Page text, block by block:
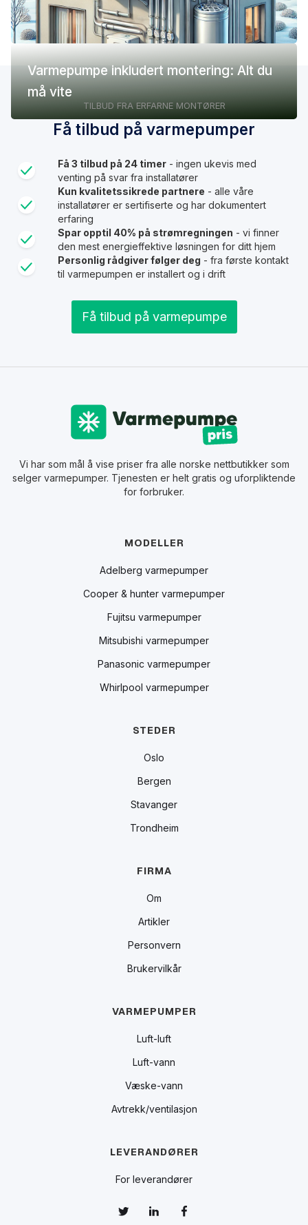
Varmepumpe inkludert montering: Alt du
må vite
TILBUD FRA ERFARNE MONTØRER
Få tilbud på varmepumper
Få 3 tilbud på 24 timer - ingen ukevis med
venting på svar fra installatører
Kun kvalitetssikrede partnere - alle våre
installatører er sertifiserte og har dokumentert
erfaring
Spar opptil 40% på strømregningen - vi finner
den mest energieffektive løsningen for ditt hjem
Personlig rådgiver følger deg - fra første kontakt
til varmepumpen er installert og i drift
Få tilbud på varmepumpe
Vi har som mål å vise priser fra alle norske nettbutikker som
selger varmepumper. Tjenesten er helt gratis og uforpliktende
for forbruker.
MODELLER
Adelberg varmepumper
Cooper & hunter varmepumper
Fujitsu varmepumper
Mitsubishi varmepumper
Panasonic varmepumper
Whirlpool varmepumper
STEDER
Oslo
Bergen
Stavanger
Trondheim
FIRMA
Om
Artikler
Personvern
Brukervilkår
VARMEPUMPER
Luft-luft
Luft-vann
Væske-vann
Avtrekk/ventilasjon
LEVERANDØRER
For leverandører